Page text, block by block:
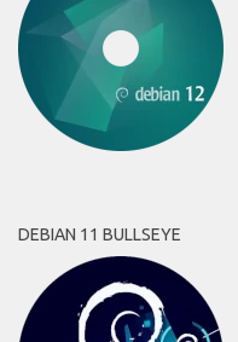
DEBIAN 11 BULLSEYE